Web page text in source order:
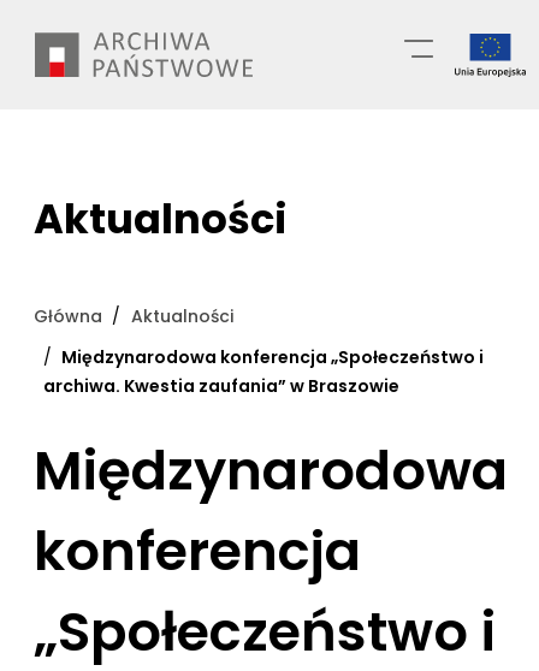
treści
Aktualności
Główna
Aktualności
Międzynarodowa konferencja „Społeczeństwo i
archiwa. Kwestia zaufania” w Braszowie
Międzynarodowa
konferencja
„Społeczeństwo i